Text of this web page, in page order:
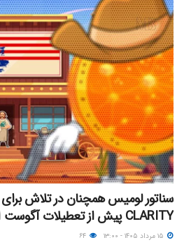
سناتور لومیس همچنان در تلاش برای
CLARITY پیش از تعطیلات آگوست است